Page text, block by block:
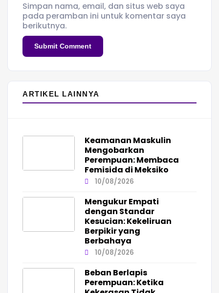
Simpan nama, email, dan situs web saya
pada peramban ini untuk komentar saya
berikutnya.
ARTIKEL LAINNYA
Keamanan Maskulin
Mengobarkan
Perempuan: Membaca
Femisida di Meksiko
10/08/2026
Mengukur Empati
dengan Standar
Kesucian: Kekeliruan
Berpikir yang
Berbahaya
10/08/2026
Beban Berlapis
Perempuan: Ketika